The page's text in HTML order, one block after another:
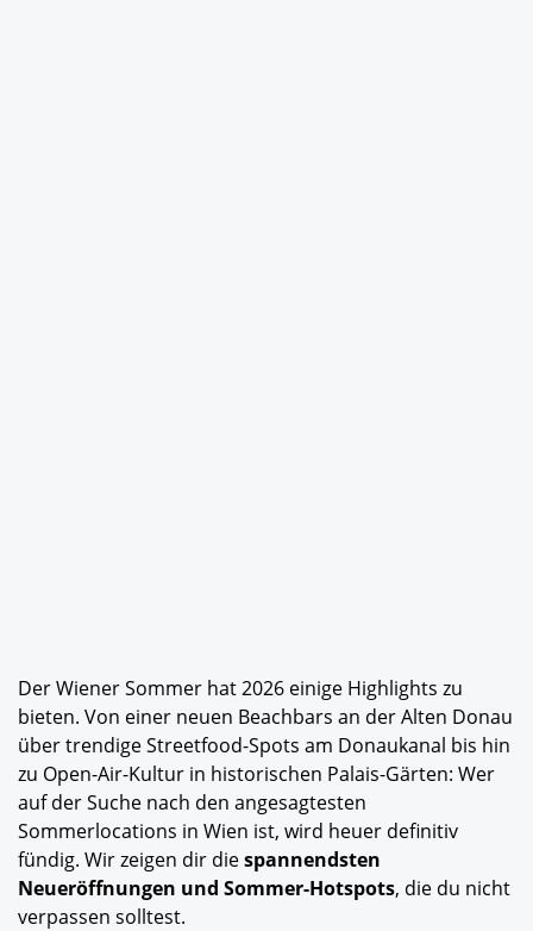
Der Wiener Sommer hat 2026 einige Highlights zu
bieten. Von einer neuen Beachbars an der Alten Donau
über trendige Streetfood-Spots am Donaukanal bis hin
zu Open-Air-Kultur in historischen Palais-Gärten: Wer
auf der Suche nach den angesagtesten
Sommerlocations in Wien ist, wird heuer definitiv
fündig. Wir zeigen dir diespannendsten
Neueröffnungen und Sommer-Hotspots, die du nicht
verpassen solltest.